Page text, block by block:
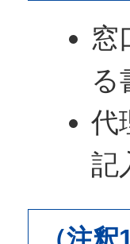
窓
る
代
記